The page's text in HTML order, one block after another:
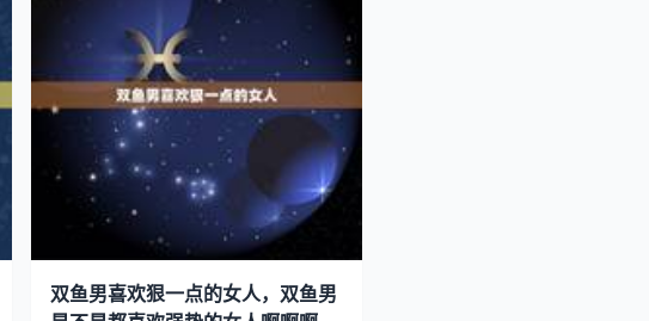
双鱼男喜欢狠一点的女人，双鱼男